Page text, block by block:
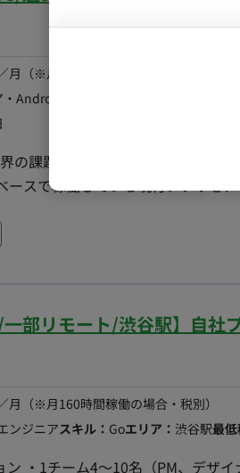
ェクト管理：GitHub、Notion、
、Miro、Google Workspace
Cursor、Notion AI、Figma AI、Miro AI ■働き方 ・稼
モート/神田駅（出社頻度が多い方
丁目３−１ 神田ノースフロントビ
少数精鋭チームのため、裁量を
月 （※月160時間稼働の場合・税別）
Androidエンジニア
の課題解決を行うアプリのフルリ
スで稼働している現行アプリを
性を高めるため、React Nativeへ
を汲み取った上での設計・実装を
を用いたiOS/Androidアプリの
ストまでの一連の経験 ■ 尚可スキル ・Swift/Kotlinなどのネイテ
一部リモート/渋谷駅】自社
月 （※月160時間稼働の場合・税別）
ンジニアスキル： Goエリア： 渋谷駅最低
・1チーム4〜10名（PM、デザ